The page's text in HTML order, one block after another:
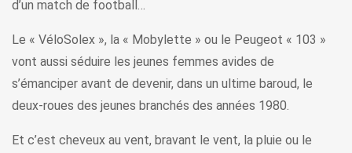
d’un match de football…
Le « VéloSolex », la « Mobylette » ou le Peugeot « 103 »
vont aussi séduire les jeunes femmes avides de
s’émanciper avant de devenir, dans un ultime baroud, le
deux-roues des jeunes branchés des années 1980.
Et c’est cheveux au vent, bravant le vent, la pluie ou le